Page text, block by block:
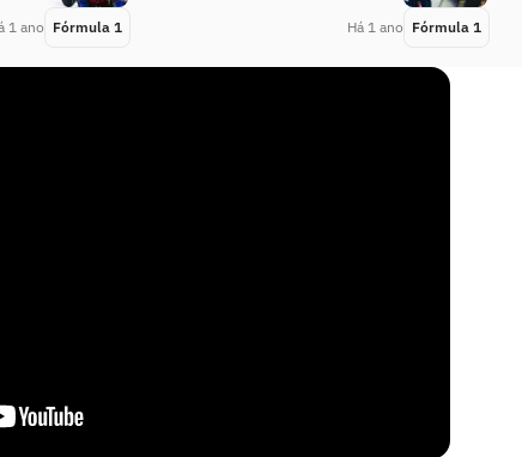
1 ano Fórmula 1 Há 1 ano Fórmula 1